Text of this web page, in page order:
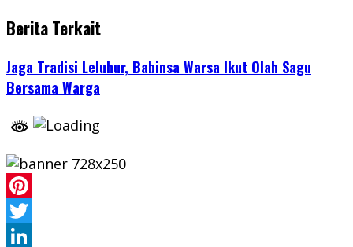
Berita Terkait
Jaga Tradisi Leluhur, Babinsa Warsa Ikut Olah Sagu
Bersama Warga
Pinterest
Twitter